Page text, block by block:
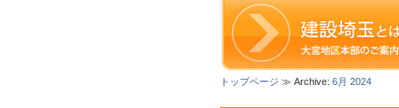
トップページ ≫ Archive: 6月 2024